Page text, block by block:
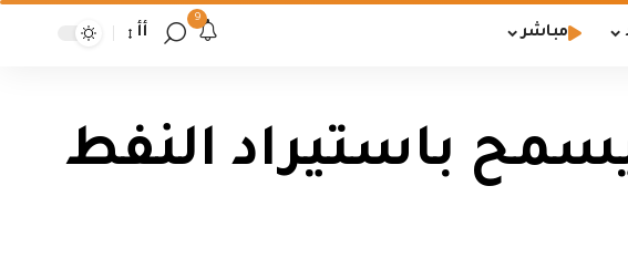
مباشر
9
أأ
يسمح باستيراد النفط